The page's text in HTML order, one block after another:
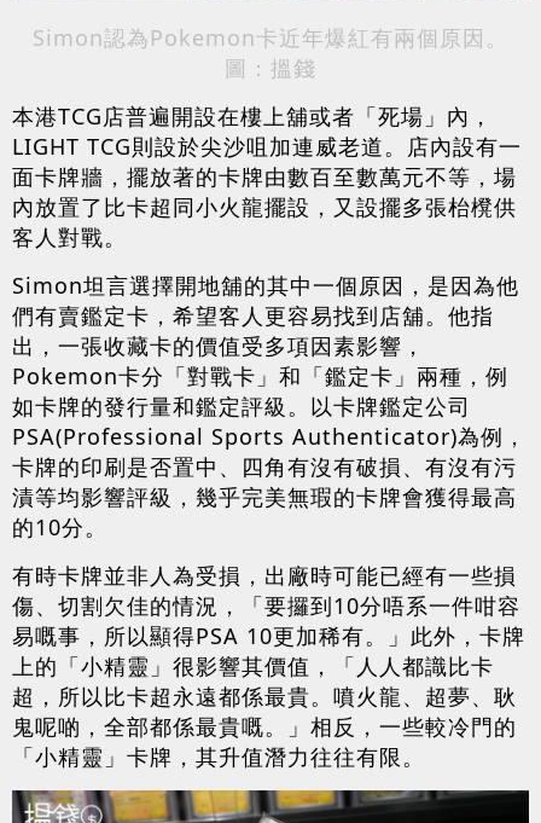
Simon認為Pokemon卡近年爆紅有兩個原因。
圖：搵錢
本港TCG店普遍開設在樓上舖或者「死場」內，
LIGHT TCG則設於尖沙咀加連威老道。店內設有一
面卡牌牆，擺放著的卡牌由數百至數萬元不等，場
內放置了比卡超同小火龍擺設，又設擺多張枱櫈供
客人對戰。
Simon坦言選擇開地舖的其中一個原因，是因為他
們有賣鑑定卡，希望客人更容易找到店舖。他指
出，一張收藏卡的價值受多項因素影響，
Pokemon卡分「對戰卡」和「鑑定卡」兩種，例
如卡牌的發行量和鑑定評級。以卡牌鑑定公司
PSA(Professional Sports Authenticator)為例，
卡牌的印刷是否置中、四角有沒有破損、有沒有污
漬等均影響評級，幾乎完美無瑕的卡牌會獲得最高
的10分。
有時卡牌並非人為受損，出廠時可能已經有一些損
傷、切割欠佳的情況，「要攞到10分唔系一件咁容
易嘅事，所以顯得PSA 10更加稀有。」此外，卡牌
上的「小精靈」很影響其價值，「人人都識比卡
超，所以比卡超永遠都係最貴。噴火龍、超夢、耿
鬼呢啲，全部都係最貴嘅。」相反，一些較冷門的
「小精靈」卡牌，其升值潛力往往有限。